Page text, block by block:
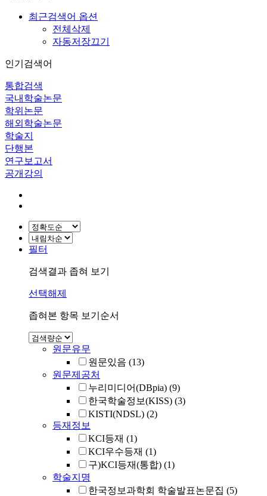
최근검색어 옵션
전체삭제
자동저장끄기
인기검색어
통합검색
국내학술논문
학위논문
해외학술논문
학술지
단행본
연구보고서
공개강의
필터
검색결과 좁혀 보기
선택해제
좁혀본 항목 보기순서
원문유무
원문있음 (13)
원문제공처
누리미디어(DBpia) (9)
한국학술정보(KISS) (3)
KISTI(NDSL) (2)
등재정보
KCI등재 (1)
KCI우수등재 (1)
구)KCI등재(통합) (1)
학술지명
한국정보과학회 학술발표논문집 (5)